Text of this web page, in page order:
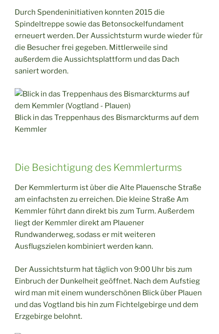
Durch Spendeninitiativen konnten 2015 die
Spindeltreppe sowie das Betonsockelfundament
erneuert werden. Der Aussichtsturm wurde wieder für
die Besucher frei gegeben. Mittlerweile sind
außerdem die Aussichtsplattform und das Dach
saniert worden.
Blick in das Treppenhaus des Bismarckturms auf dem
Kemmler
Die Besichtigung des Kemmlerturms
Der Kemmlerturm ist über die Alte Plauensche Straße
am einfachsten zu erreichen. Die kleine Straße Am
Kemmler führt dann direkt bis zum Turm. Außerdem
liegt der Kemmler direkt am Plauener
Rundwanderweg, sodass er mit weiteren
Ausflugszielen kombiniert werden kann.
Der Aussichtsturm hat täglich von 9:00 Uhr bis zum
Einbruch der Dunkelheit geöffnet. Nach dem Aufstieg
wird man mit einem wunderschönen Blick über Plauen
und das Vogtland bis hin zum Fichtelgebirge und dem
Erzgebirge belohnt.